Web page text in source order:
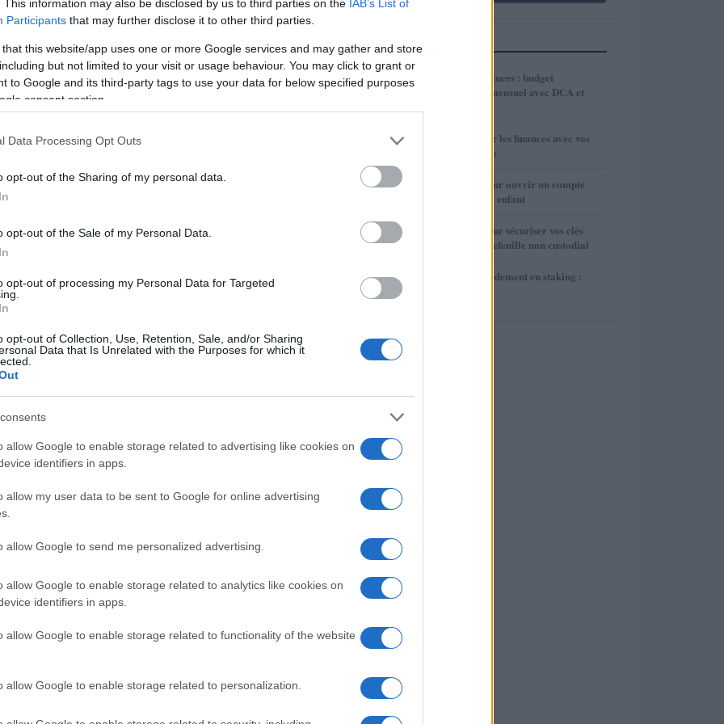
This information may also be disclosed by us to third parties on the IAB’s List of
Participants that may further disclose it to other third parties.
that this website/app uses one or more Google services and may gather and store
but not limited to your visit or usage behaviour. You may click to grant or
to Google and its third-party tags to use your data for below specified purposes
consent section.
Data Processing Opt Outs
opt-out of the Sharing of my personal data.
opt-out of the Sale of my Personal Data.
opt-out of processing my Personal Data for Targeted
opt-out of Collection, Use, Retention, Sale, and/or Sharing
Data that Is Unrelated with the Purposes for which it
allow Google to enable storage related to advertising like cookies on
identifiers in apps.
allow my user data to be sent to Google for online advertising
allow Google to send me personalized advertising.
allow Google to enable storage related to analytics like cookies on
identifiers in apps.
allow Google to enable storage related to functionality of the website
allow Google to enable storage related to personalization.
option.
insoutenable
émotionnelles et administratives qui pèsent sur la
et des responsabilités peut créer une pression
praticien. Le
les demandes dépassent les ressources
: normes institutionnelles, surcharge
ces éléments permet de distinguer ce qui
un changement de cap professionnel.
en dehors de la clinique traditionnelle sans renier
1 Optimisez vos finances : budget
d’investissement mensuel avec DCA et
2
Comment aborder les finances avec vos
parents sans stress
3
Guide complet pour ouvrir un compte
Trump pour votre enfant
4
Guide complet pour sécuriser vos clés
DeFi avec un portefeuille non custodial
5
Optimiser son rendement en staking :